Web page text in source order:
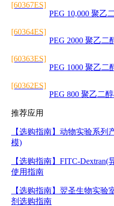
[60367ES]
PEG 10,000 聚乙
[60364ES]
PEG 2000 聚乙二
[60363ES]
PEG 1000 聚乙二
[60362ES]
PEG 800 聚乙二
推荐应用
【选购指南】 动物实验系列
模)
【选购指南】 FITC-Dextran(
使用指南
【选购指南】 翌圣生物实验
剂选购指南